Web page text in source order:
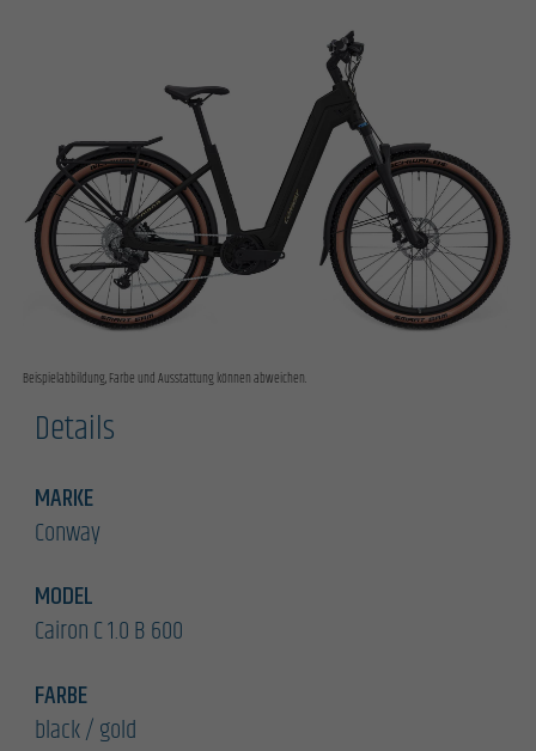
Beispielabbildung, Farbe und Ausstattung können abweichen.
Details
MARKE
Conway
MODEL
Cairon C 1.0 B 600
FARBE
black / gold